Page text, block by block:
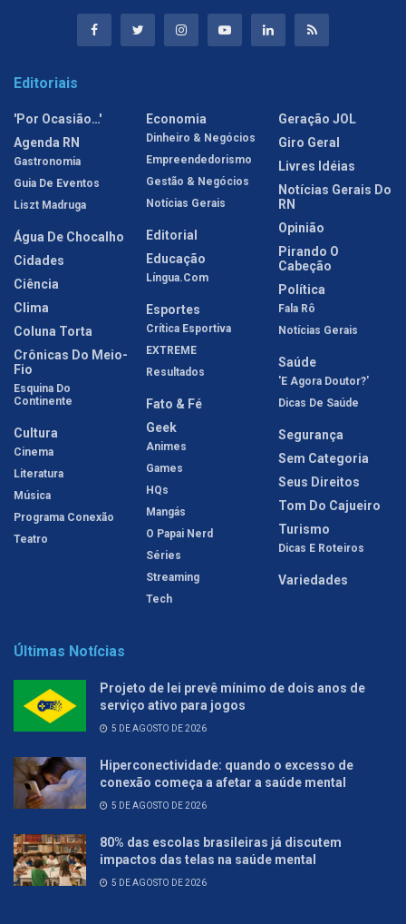
Editoriais
'Por Ocasião…'
Agenda RN
Gastronomia
Guia De Eventos
Liszt Madruga
Água De Chocalho
Cidades
Ciência
Clima
Coluna Torta
Crônicas Do Meio-
Fio
Esquina Do
Continente
Cultura
Cinema
Literatura
Música
Programa Conexão
Teatro
Economia
Dinheiro & Negócios
Empreendedorismo
Gestão & Negócios
Notícias Gerais
Editorial
Educação
Língua.com
Esportes
Crítica Esportiva
EXTREME
Resultados
Fato & Fé
Geek
Animes
Games
HQs
Mangás
O Papai Nerd
Séries
Streaming
Tech
Geração JOL
Giro Geral
Livres Idéias
Notícias Gerais Do
RN
Opinião
Pirando O
Cabeção
Política
Fala Rô
Notícias Gerais
Saúde
'E Agora Doutor?'
Dicas De Saúde
Segurança
Sem Categoria
Seus Direitos
Tom Do Cajueiro
Turismo
Dicas E Roteiros
Variedades
Últimas Notícias
Projeto de lei prevê mínimo de dois anos de
serviço ativo para jogos
5 DE AGOSTO DE 2026
Hiperconectividade: quando o excesso de
conexão começa a afetar a saúde mental
5 DE AGOSTO DE 2026
80% das escolas brasileiras já discutem
impactos das telas na saúde mental
5 DE AGOSTO DE 2026